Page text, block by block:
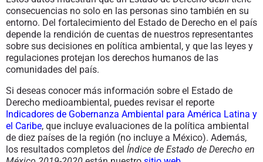
consecuencias no solo en las personas sino también en su
entorno. Del fortalecimiento del Estado de Derecho en el país
depende la rendición de cuentas de nuestros representantes
sobre sus decisiones en política ambiental, y que las leyes y
regulaciones protejan los derechos humanos de las
comunidades del país.
Si deseas conocer más información sobre el Estado de
Derecho medioambiental, puedes revisar el reporte
Indicadores de Gobernanza Ambiental para América Latina y
el Caribe, que incluye evaluaciones de la política ambiental
de diez países de la región (no incluye a México). Además,
los resultados completos del Índice de Estado de Derecho en